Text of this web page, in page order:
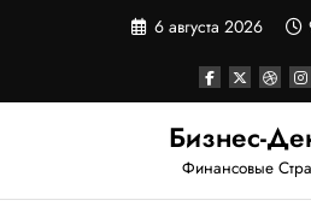
6 августа 2026
Бизнес-
Финансовые